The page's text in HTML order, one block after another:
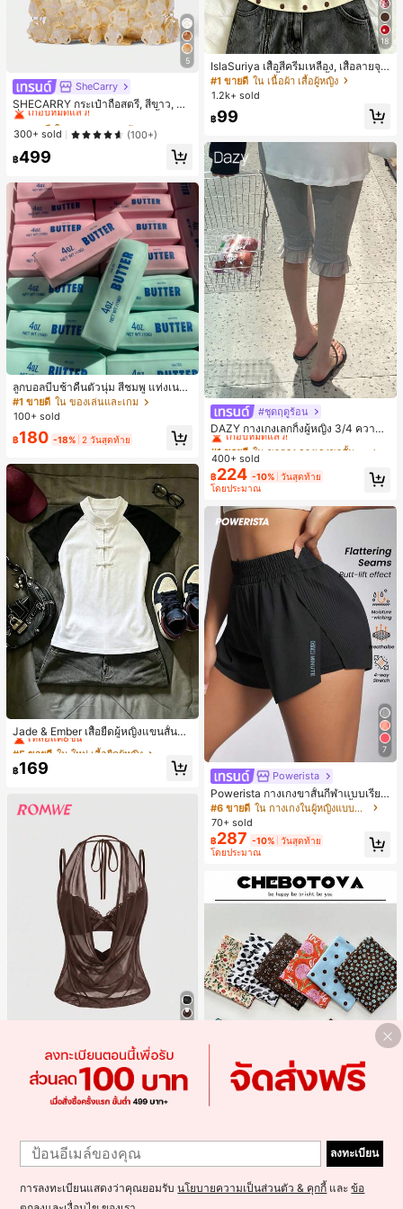
5
SheCarry
SHECARRY กระเป๋าถือสตรี, สีขาว, แฟ
ชั่น, สง่างาม, วันหยุด, งานปาร์ตี้
#1 ขายดี
เกือบหมดแล้ว!
#1 ขายดี
เกือบหมดแล้ว!
#1 ขายดี
เกือบหมดแล้ว!
#1 ขายดี
ใน บรรยากาศฤดูร้อน กระเป๋าหูหิ้วด้านบนผู้หญิง
เกือบหมดแล้ว!
300+ sold (100+)
฿499
ลูกบอลบีบช้าคืนตัวนุ่ม สีชมพู แท่งเนย
บีบคลายเครียด นุ่มยืดหยุ่น ของเล่นบีบ
4 ออนซ์ ของเล่นเกลือ เหมาะสำหรับขอ
ของขวัญวันเกิด ของขวัญอีสเตอร์ ของ
ขวัญฮาโลวีน ของขวัญคริสต์มาส ของข
วัญปาร์ตี้ สกวิชชี่ ของเล่นสกวิชชี่ ของเ
ล่นคลายเครียดสกวิชชี่ สกวิชชี่เกี๊ยว ขอ
งเล่นสำหรับผู้ใหญ่ ผู้หญิง สกวิชชี่กรอบ
สกวิชชี่เนยกรอบ บีบ ลูกบอลสลัชชี่
#1 ขายดี ใน ของเล่นและเกม
100+ sold
฿180 -18% 2 วันสุดท้าย
Jade & Ember เสื้อยืดผู้หญิงแขนสั้นสีตั
ดกันแบบแร็กแลน ดีไซน์กระดุมกบ สำห
รับฤดูร้อน
#5 ขายดี ใน ใหม่ เสื้อยืดผู้หญิง
เหลือแค่8ชิ้น
#5 ขายดี ใน ใหม่ เสื้อยืดผู้หญิง
เหลือแค่8ชิ้น
#5 ขายดี ใน ใหม่ เสื้อยืดผู้หญิง
เหลือแค่8ชิ้น
#5 ขายดี
฿169
#ชุดฤดูร้อน
ROMWE เสื้อกล้ามผู้หญิง Y2K เซ็กซี่สไ
ตล์สาวฮอต มินิมอล คอวีลึก คอคาวบอ
ย ย้อนยุค เปิดหลัง สายคล้องคอ (รวมชั้
237 -18%
18
IslaSuriya เสื้อสีครีมเหลือง, เสื้อลายจุ
ด, ชุดผู้หญิง, เสื้อผู้หญิง, เสื้อกล้ามลำลอ
ง, กำลังเป็นที่นิยม, เสื้อแฟชั่น, เสื้อ Y2k,
สื้อเซ็กซี่, เสื้อเปิดหลัง,
#1 ขายดี ใน เนื้อผ้า เสื้อผู้หญิง
1.2k+ sold
฿99
#ชุดฤดูร้อน
DAZY กางเกงเลกกิ้งผู้หญิง 3/4 ความย
าวขา ทรงเข้ารูป แต่งลูกไม้แบบปะติด
ลำลอง สำหรับวันหยุดฤดูร้อน
#1 ขายดี
เกือบหมดแล้ว!
#1 ขายดี
เกือบหมดแล้ว!
#1 ขายดี
เกือบหมดแล้ว!
#1 ขายดี
เกือบหมดแล้ว!
400+ sold
฿224 -10% วันสุดท้าย
โดยประมาณ
7
Powerista
Powerista กางเกงขาสั้นกีฬาแบบเรียบ
ง่าย สไตล์วันทุกวัน กางเกงขาสั้นสบาย
พร้อมเสวตเตอร์
#6 ขายดี
ใน กางเกงในผู้หญิงแบบแอคทีฟ
70+ sold
฿287 -10% วันสุดท้าย
โดยประมาณ
1 ชิ้น ผ้าพันคอสี่เหลี่ยมสำหรับผู้หญิง, วั
สดุผ้าลินิน, ลายพิมพ์ดอกไม้สด, ตกแต่ง
สไตล์วินเทจ, สามารถใช้เป็นผ้าพันศีรษ
บเดินทาง, ปาร์ตี้
ใน หลากสี ที่คาดผม
เกือบหมดแล้ว!
ใน หลากสี ที่คาดผม
เกือบหมดแล้ว!
#1 ขายดี ใน หลากสี ที่คาดผม
1k+ sold (100+)
฿50 -15% 2 วันสุดท้าย
1
ลงทะเบียน
การลงทะเบียนแสดงว่าคุณยอมรับนโยบายความเป็นส่วนตัว & คุกกี้ และข้อ